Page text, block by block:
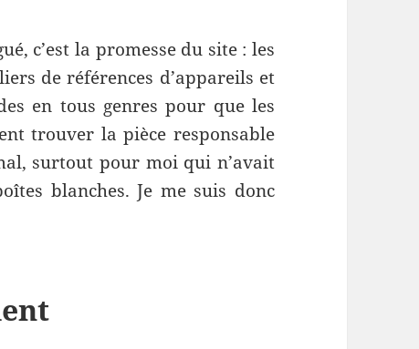
c’est la promesse du site : les
de références d’appareils et
en tous genres pour que les
trouver la pièce responsable
surtout pour moi qui n’avait
blanches. Je me suis donc